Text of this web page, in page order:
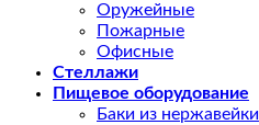
Оружейные
Пожарные
Офисные
Стеллажи
Пищевое оборудование
Баки из нержавейки